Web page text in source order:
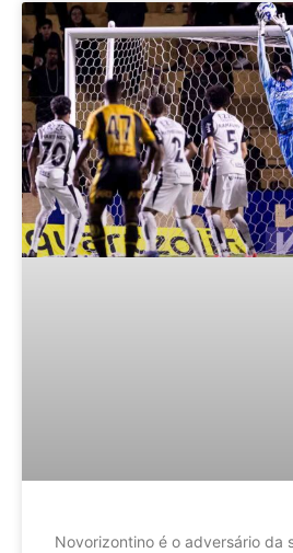
Novorizontino é o adversário da